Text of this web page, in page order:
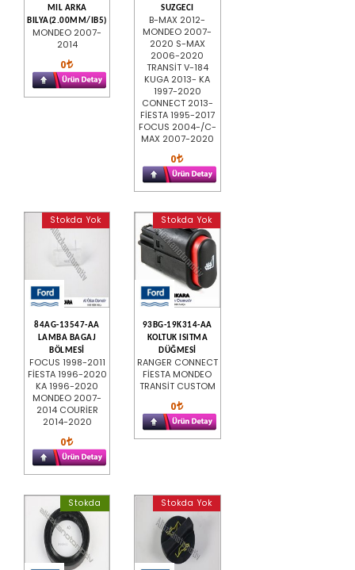
MIL ARKA
BILYA(2.00MM/IB5)
MONDEO 2007-
2014
0
SUZGECI
B-MAX 2012-
MONDEO 2007-
2020 S-MAX
2006-2020
TRANSİT V-184
KUGA 2013- KA
1997-2020
CONNECT 2013-
FİESTA 1995-2017
FOCUS 2004-/C-
MAX 2007-2020
0
Stokda Yok
84AG-13547-AA
LAMBA BAGAJ
BÖLMESİ
FOCUS 1998-2011
FİESTA 1996-2020
KA 1996-2020
MONDEO 2007-
2014 COURİER
2014-2020
0
Stokda Yok
93BG-19K314-AA
KOLTUK ISITMA
DÜĞMESİ
RANGER CONNECT
FİESTA MONDEO
TRANSİT CUSTOM
0
Stokda Stokda Yok